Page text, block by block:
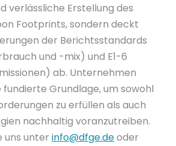
verlässliche Erstellung des
Footprints, sondern deckt
der Berichtsstandards
und -mix) und E1-6
ab. Unternehmen
Grundlage, um sowohl
zu erfüllen als auch
nachhaltig voranzutreiben.
uns unter info@dfge.deoder